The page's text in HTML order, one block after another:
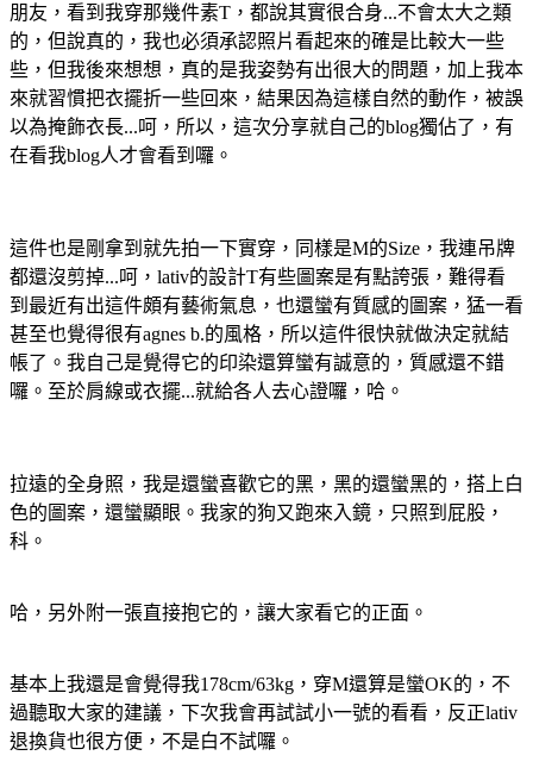
朋友，看到我穿那幾件素T，都說其實很合身...不會太大之類
的，但說真的，我也必須承認照片看起來的確是比較大一些
些，但我後來想想，真的是我姿勢有出很大的問題，加上我本
來就習慣把衣擺折一些回來，結果因為這樣自然的動作，被誤
以為掩飾衣長...呵，所以，這次分享就自己的blog獨佔了，有
在看我blog人才會看到囉。
這件也是剛拿到就先拍一下實穿，同樣是M的Size，我連吊牌
都還沒剪掉...呵，lativ的設計T有些圖案是有點誇張，難得看
到最近有出這件頗有藝術氣息，也還蠻有質感的圖案，猛一看
甚至也覺得很有agnes b.的風格，所以這件很快就做決定就結
帳了。我自己是覺得它的印染還算蠻有誠意的，質感還不錯
囉。至於肩線或衣擺...就給各人去心證囉，哈。
拉遠的全身照，我是還蠻喜歡它的黑，黑的還蠻黑的，搭上白
色的圖案，還蠻顯眼。我家的狗又跑來入鏡，只照到屁股，
科。
哈，另外附一張直接抱它的，讓大家看它的正面。
基本上我還是會覺得我178cm/63kg，穿M還算是蠻OK的，不
過聽取大家的建議，下次我會再試試小一號的看看，反正lativ
退換貨也很方便，不是白不試囉。